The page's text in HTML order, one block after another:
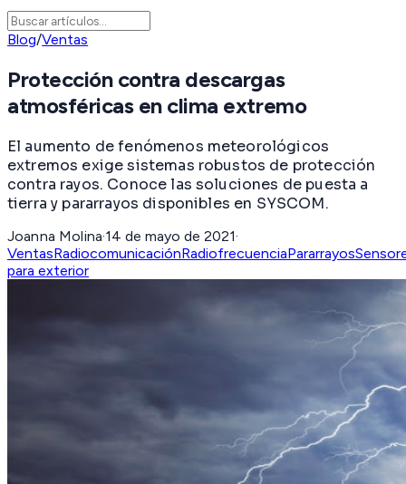
Blog/Ventas
Protección contra descargas
atmosféricas en clima extremo
El aumento de fenómenos meteorológicos
extremos exige sistemas robustos de protección
contra rayos. Conoce las soluciones de puesta a
tierra y pararrayos disponibles en SYSCOM.
Joanna Molina·14 de mayo de 2021·
VentasRadiocomunicaciónRadiofrecuenciaPararrayos
para exterior